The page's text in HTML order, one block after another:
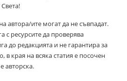
автора/ите могат да не съвпадат.
с ресурсите да проверява
до редакцията и не гарантира за
в края на всяка статия е посочен
авторска.